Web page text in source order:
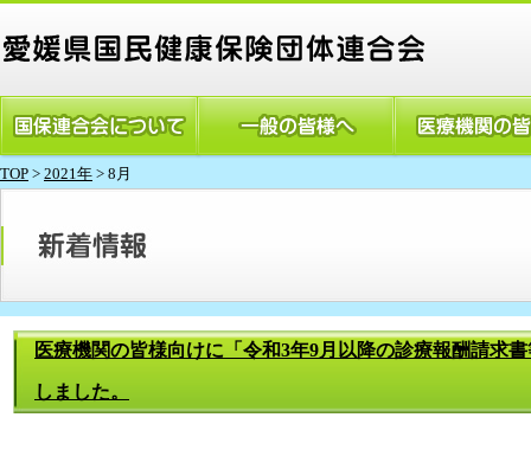
TOP > 2021年 > 8月
医療機関の皆様向けに「令和3年9月以降の診療報酬請求
しました。